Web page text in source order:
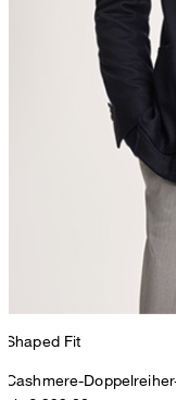
Shaped Fit
Cashmere-